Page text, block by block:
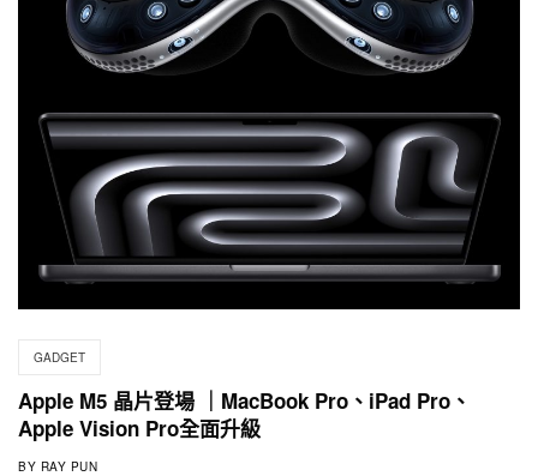
GADGET
Apple M5 晶片登場 ｜MacBook Pro、iPad Pro、
Apple Vision Pro全面升級
BY RAY PUN